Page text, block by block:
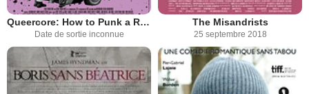
Queercore: How to Punk a Revolution
Date de sortie inconnue
The Misandrists
25 septembre 2018